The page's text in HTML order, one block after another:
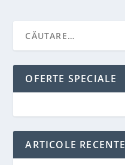
OFERTE SPECIALE
ARTICOLE RECENTE